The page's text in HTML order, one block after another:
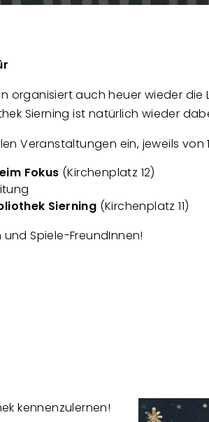
organisiert auch heuer wieder
Sierning ist natürlich wieder
Veranstaltungen ein, jeweils von
Fokus (Kirchenplatz 12)
Sierning (Kirchenplatz 11)
Spiele-FreundInnen!
kennenzulernen!